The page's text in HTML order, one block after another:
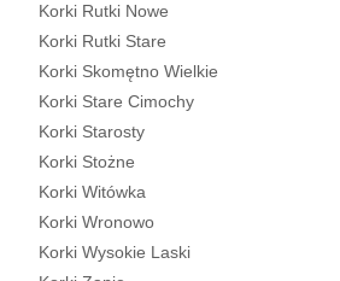
Korki Rutki Nowe
Korki Rutki Stare
Korki Skomętno Wielkie
Korki Stare Cimochy
Korki Starosty
Korki Stożne
Korki Witówka
Korki Wronowo
Korki Wysokie Laski